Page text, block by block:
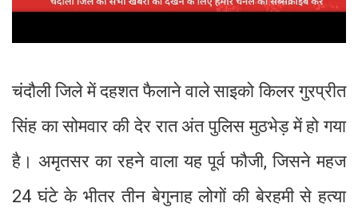
चंदौली जिले में दहशत फैलाने वाले साइको किलर गुरप्रीत
सिंह का सोमवार की देर रात अंत पुलिस मुठभेड़ में हो गया
है। अमृतसर का रहने वाला यह पूर्व फौजी, जिसने महज
24 घंटे के भीतर तीन बेगुनाह लोगों की बेरहमी से हत्या